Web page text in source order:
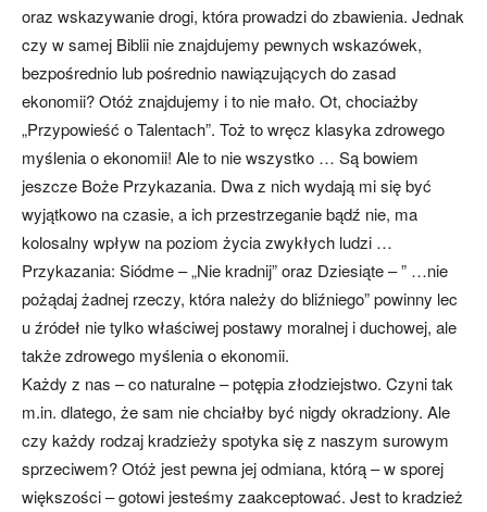
oraz wskazywanie drogi, która prowadzi do zbawienia. Jednak
czy w samej Biblii nie znajdujemy pewnych wskazówek,
bezpośrednio lub pośrednio nawiązujących do zasad
ekonomii? Otóż znajdujemy i to nie mało. Ot, chociażby
„Przypowieść o Talentach”. Toż to wręcz klasyka zdrowego
myślenia o ekonomii! Ale to nie wszystko … Są bowiem
jeszcze Boże Przykazania. Dwa z nich wydają mi się być
wyjątkowo na czasie, a ich przestrzeganie bądź nie, ma
kolosalny wpływ na poziom życia zwykłych ludzi …
Przykazania: Siódme – „Nie kradnij” oraz Dziesiąte – ” …nie
pożądaj żadnej rzeczy, która należy do bliźniego” powinny lec
u źródeł nie tylko właściwej postawy moralnej i duchowej, ale
także zdrowego myślenia o ekonomii.
Każdy z nas – co naturalne – potępia złodziejstwo. Czyni tak
m.in. dlatego, że sam nie chciałby być nigdy okradziony. Ale
czy każdy rodzaj kradzieży spotyka się z naszym surowym
sprzeciwem? Otóż jest pewna jej odmiana, którą – w sporej
większości – gotowi jesteśmy zaakceptować. Jest to kradzież